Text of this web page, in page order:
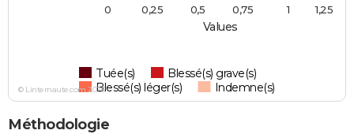
Values
Tuée(s)
Blessé(s) grave(s)
Blessé(s) léger(s)
Indemne(s)
0 1
0,25 0,5 0,75 1,25
© Linternaute.com 2026
Méthodologie